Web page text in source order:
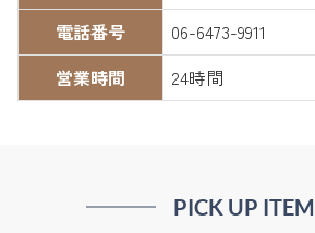
電話番号
06-6473-9911
営業時間
24時間
PICK UP ITEM